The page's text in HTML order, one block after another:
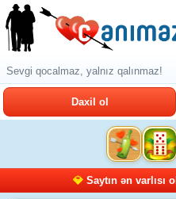
Sevgi qocalmaz, yalnız qalınmaz!
Daxil ol
💎 Saytın ən varlısı ol